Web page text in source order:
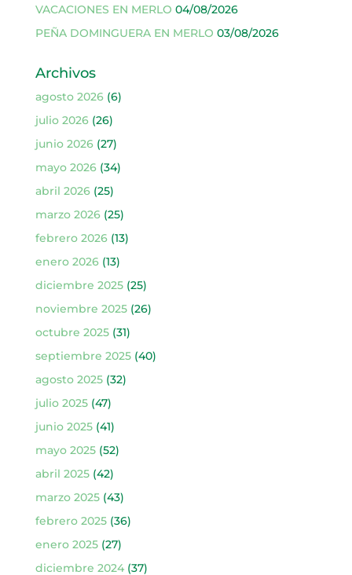
VACACIONES EN MERLO 04/08/2026
PEÑA DOMINGUERA EN MERLO 03/08/2026
Archivos
agosto 2026(6)
julio 2026(26)
junio 2026(27)
mayo 2026(34)
abril 2026(25)
marzo 2026(25)
febrero 2026(13)
enero 2026(13)
diciembre 2025(25)
noviembre 2025(26)
octubre 2025(31)
septiembre 2025(40)
agosto 2025(32)
julio 2025(47)
junio 2025(41)
mayo 2025(52)
abril 2025(42)
marzo 2025(43)
febrero 2025(36)
enero 2025(27)
diciembre 2024(37)